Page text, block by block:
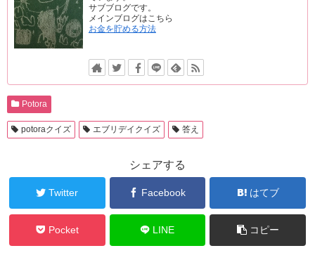
サブブログです。
メインブログはこちら
お金を貯める方法
Potora
potoraクイズ エブリデイクイズ 答え
シェアする
Twitter Facebook はてブ
Pocket LINE コピー